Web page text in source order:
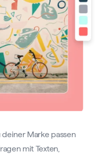
Marke passen
mit Texten,